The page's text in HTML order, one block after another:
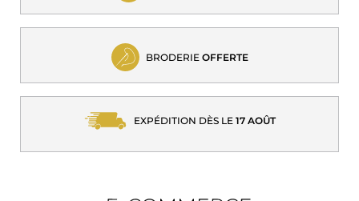
BRODERIE OFFERTE
EXPÉDITION DÈS LE 17 AOÛT